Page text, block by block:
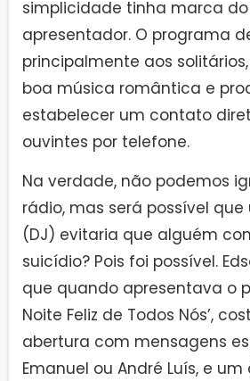
simplicidade tinha marca
apresentador. O programa
principalmente aos
boa música romântica e
estabelecer um contato
ouvintes por telefone.
Na verdade, não podemos
rádio, mas será possível que
(DJ) evitaria que alguém
suicídio? Pois foi possível.
que quando apresentava o
Noite Feliz de Todos Nós’,
abertura com mensagens
Emanuel ou André Luís, e